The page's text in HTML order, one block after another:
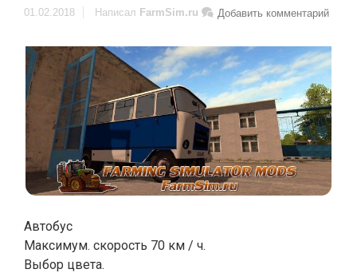
01.02.2018 Добавить комментарий
Написал FarmSim.ru
Автобус
Максимум. скорость 70 км / ч.
Выбор цвета.